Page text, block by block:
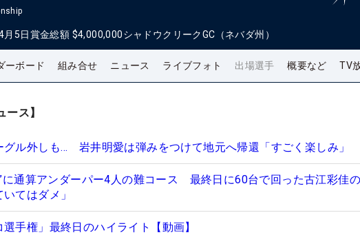
月5日賞金総額 $4,000,000シャドウクリークGC（ネバダ州）
ーボード 組み合せ ニュース ライブフォト 出場選手 概要など TV
ース】
グル外しも… 岩井明愛は弾みをつけて地元へ帰還「すごく楽しみ」
に通算アンダーパー4人の難コース 最終日に60台で回った古江彩佳
いてはダメ」
選手権」最終日のハイライト【動画】